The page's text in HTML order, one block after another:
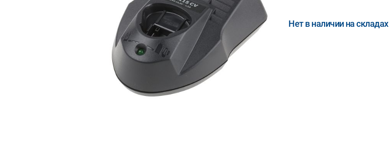
Нет в наличии на складах